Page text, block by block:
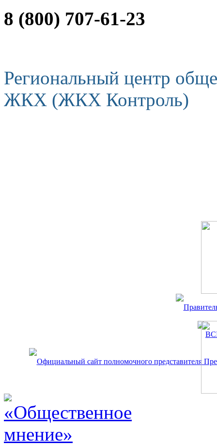
8 (800) 707-61-23
Региональный центр
ЖКХ (ЖКХ Контроль)